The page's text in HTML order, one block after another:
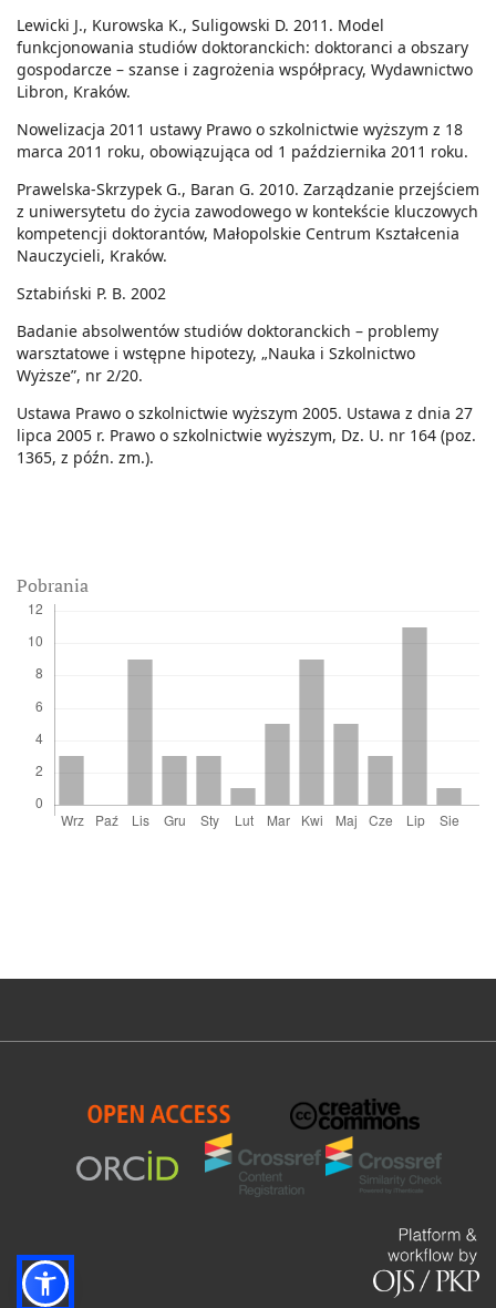
Pobrania
Lewicki J., Kurowska K., Suligowski D. 2011. Model
funkcjonowania studiów doktoranckich: doktoranci a obszary
gospodarcze – szanse i zagrożenia współpracy, Wydawnictwo
Libron, Kraków.
Nowelizacja 2011 ustawy Prawo o szkolnictwie wyższym z 18
marca 2011 roku, obowiązująca od 1 października 2011 roku.
Prawelska-Skrzypek G., Baran G. 2010. Zarządzanie przejściem
z uniwersytetu do życia zawodowego w kontekście kluczowych
kompetencji doktorantów, Małopolskie Centrum Kształcenia
Nauczycieli, Kraków.
Sztabiński P. B. 2002
Badanie absolwentów studiów doktoranckich – problemy
warsztatowe i wstępne hipotezy, „Nauka i Szkolnictwo
Wyższe”, nr 2/20.
Ustawa Prawo o szkolnictwie wyższym 2005. Ustawa z dnia 27
lipca 2005 r. Prawo o szkolnictwie wyższym, Dz. U. nr 164 (poz.
1365, z późn. zm.).